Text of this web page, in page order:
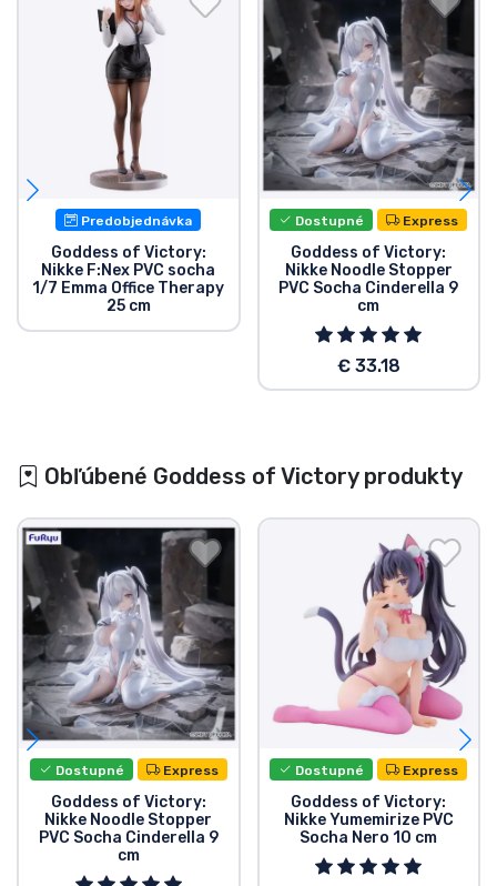
Predobjednávka
Goddess of Victory:
Nikke F:Nex PVC socha
1/7 Emma Office Therapy
25 cm
Dostupné Express
Goddess of Victory:
Nikke Noodle Stopper
PVC Socha Cinderella 9
cm
€ 33.18
Obľúbené Goddess of Victory produkty
Dostupné Express
Goddess of Victory:
Nikke Noodle Stopper
PVC Socha Cinderella 9
cm
Dostupné Express
Goddess of Victory:
Nikke Yumemirize PVC
Socha Nero 10 cm